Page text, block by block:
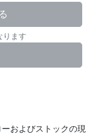
ります
およびストックの現